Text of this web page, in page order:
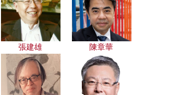
張建雄 陳章華